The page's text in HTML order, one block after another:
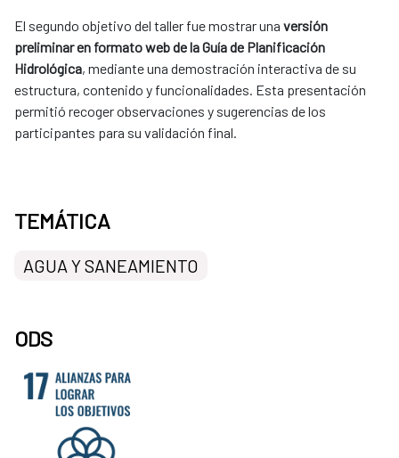
El segundo objetivo del taller fue mostrar una versión
preliminar en formato web de la Guía de Planificación
Hidrológica, mediante una demostración interactiva de su
estructura, contenido y funcionalidades. Esta presentación
permitió recoger observaciones y sugerencias de los
participantes para su validación final.
TEMÁTICA
AGUA Y SANEAMIENTO
ODS